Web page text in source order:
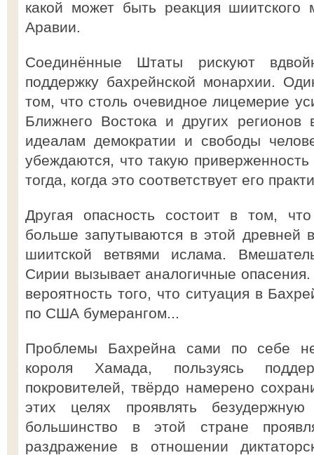
какой может быть реакция шиитского
Аравии.
Соединённые Штаты рискуют
поддержку бахрейнской монархии.
том, что столь очевидное лицемерие
Ближнего Востока и других регионов
идеалам демократии и свободы
убеждаются, что такую
тогда, когда это соответствует его
Другая опасность состоит в том,
больше запутываются в этой древней
шиитской ветвями ислама.
Сирии вызывает аналогичные
вероятность того, что ситуация в
по США бумерангом...
Проблемы Бахрейна сами по себе не
короля Хамада, пользуясь
покровителей, твёрдо намерено
этих целях проявлять
большинство в этой стране
раздражение в отношении